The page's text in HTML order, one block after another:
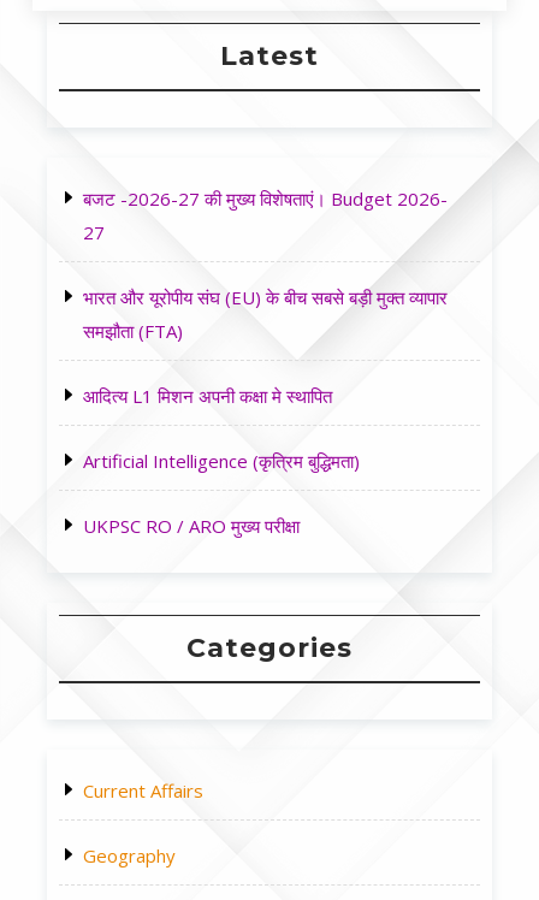
Latest
बजट -2026-27 की मुख्य विशेषताएं। Budget 2026-
27
भारत और यूरोपीय संघ (EU) के बीच सबसे बड़ी मुक्त व्यापार
समझौता (FTA)
आदित्य L1 मिशन अपनी कक्षा मे स्थापित
Artificial Intelligence (कृत्रिम बुद्धिमता)
UKPSC RO / ARO मुख्य परीक्षा
Categories
Current Affairs
Geography